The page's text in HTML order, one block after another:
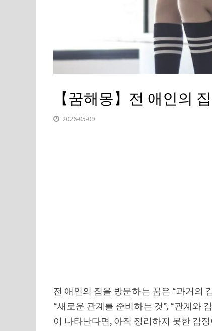
【꿈해몽】전 애인의
2026-05-09
전 애인의 집을 방문하는 꿈은 “과거의
“새로운 관계를 준비하는 것”, “관계와
이 나타난다면, 아직 정리하지 못한 감